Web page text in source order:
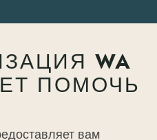
WA
ПОМОЧЬ
вам